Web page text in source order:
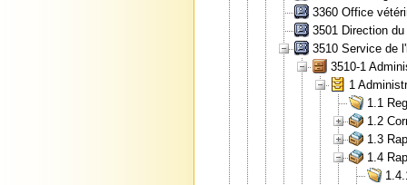
3360 Office
3501 Direction
3510 Service de
3510-1
1
1.1
1.2
1.3
1.4